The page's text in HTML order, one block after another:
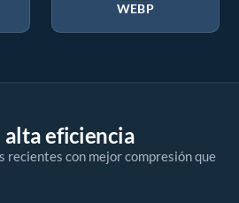
WEBP
eficiencia
recientes con mejor compresión que